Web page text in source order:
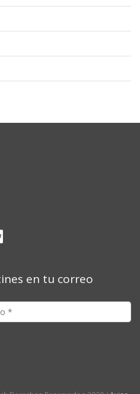
en tu correo